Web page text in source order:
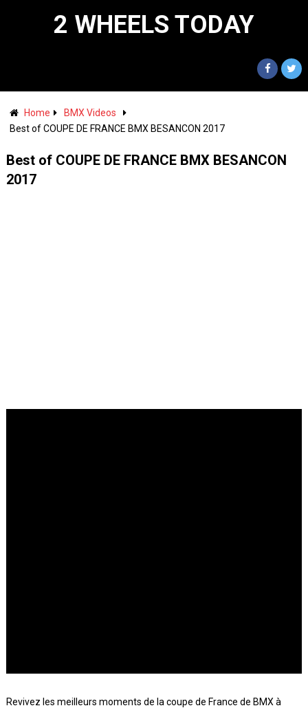
2 WHEELS TODAY
Home
BMX Videos
Best of COUPE DE FRANCE BMX BESANCON 2017
Best of COUPE DE FRANCE BMX BESANCON
2017
Revivez les meilleurs moments de la coupe de France de BMX à